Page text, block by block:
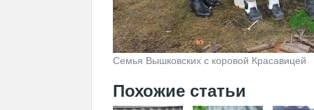
Семья Вышковских с коровой Красавицей
Похожие статьи